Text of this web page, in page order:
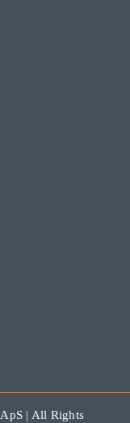
| All Rights